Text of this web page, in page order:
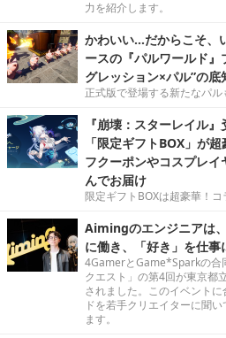
力を紹介します。
かわいい…だからこそ、
ースの『パルワールド
グレッション×パル”の
正式版で登場する新たなパル
『崩壊：スターレイル
「限定ギフトBOX」が
フクーポンやコスプレ
んでお届け
限定ギフトBOXは超豪華！
Aimingのエンジニアは
に働き、「好き」を仕事
4GamerとGame*Sparkの合
クエスト」の第4回が東京都
されました。このイベント
ドを若手クリエイターに聞
ます。